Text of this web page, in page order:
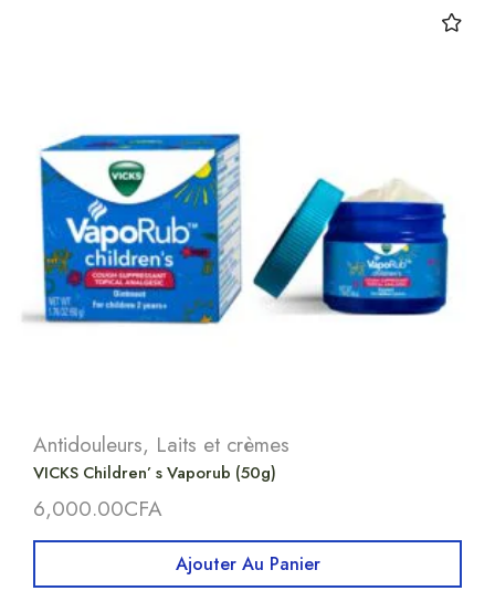
Antidouleurs, Laits et crèmes
VICKS Children’ s Vaporub (50g)
6,000.00CFA
Ajouter Au Panier